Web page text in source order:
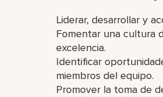
Liderar, desarrollar y
Fomentar una cultura
excelencia.
Identificar
miembros del equipo.
Promover la toma de